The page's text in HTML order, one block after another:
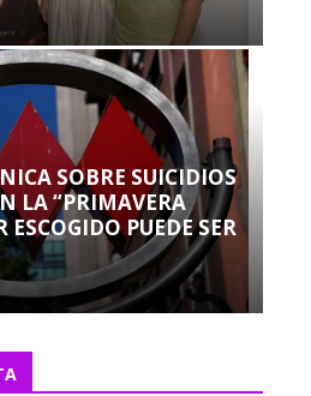
SOBRE SUICIDIOS
LA “PRIMAVERA
ESCOGIDO PUEDE SER